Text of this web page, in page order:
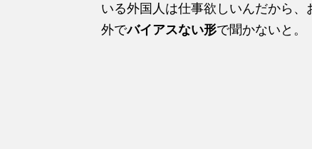
いる外国人は仕事欲しいんだから
外でバイアスない形で聞かないと。